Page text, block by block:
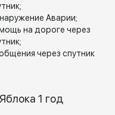
Аварии;
на дороге через
через спутник
1 год